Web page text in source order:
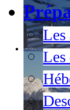
Les
Les